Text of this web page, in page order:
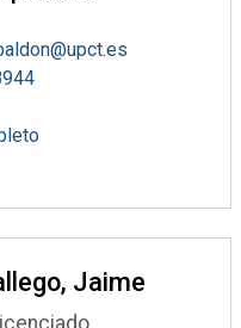
Jaime